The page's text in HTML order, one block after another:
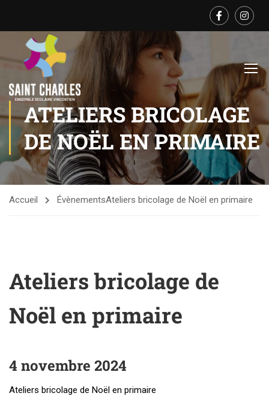
ATELIERS BRICOLAGE
DE NOËL EN PRIMAIRE
Accueil ÉvènementsAteliers bricolage de Noël en primaire
Ateliers bricolage de
Noël en primaire
4 novembre 2024
Ateliers bricolage de Noël en primaire